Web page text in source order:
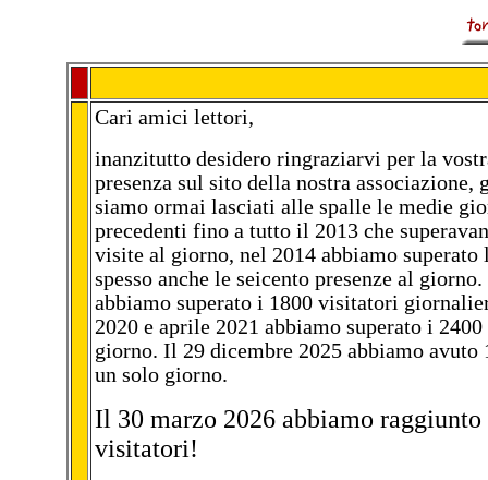
Cari amici lettori,
inanzitutto desidero ringraziarvi per la
presenza sul sito della nostra associazione,
siamo ormai lasciati alle spalle le medie
precedenti fino a tutto il 2013 che
visite al giorno, nel 2014 abbiamo superato
spesso anche le seicento presenze al
abbiamo superato i 1800 visitatori
2020 e aprile 2021 abbiamo superato i
giorno. Il 29 dicembre 2025 abbiamo avuto
un solo giorno.
Il 30 marzo 2026 abbiamo raggiunto
visitatori!